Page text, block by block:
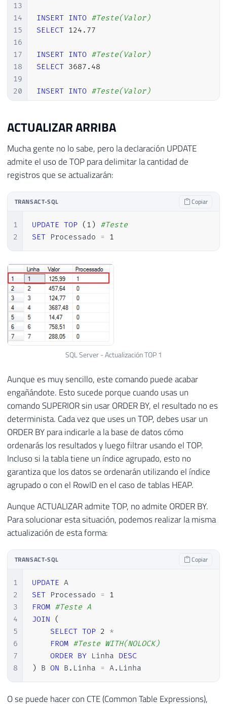
13
14
15
16
17
18
19
20
21
23
25
26
27
INSERT INTO #Teste(Valor)
SELECT 124.77
INSERT INTO #Teste(Valor)
SELECT 3687.48
INSERT INTO #Teste(Valor)
SELECT 14.47
INSERT INTO
#Teste(Valor)
INSERT INTO
#Teste(Valor)
SELECT 288.05
ACTUALIZAR ARRIBA
Mucha gente no lo sabe, pero la declaración UPDATE
admite el uso de TOP para delimitar la cantidad de
registros que se actualizarán:
TRANSACT-SQL Copiar
1
2
UPDATE TOP ( 1 )
#Teste
SET Processado = 1
SQL Server - Actualización TOP 1
Aunque es muy sencillo, este comando puede acabar
engañándote. Esto sucede porque cuando usas un
comando SUPERIOR sin usar ORDER BY, el resultado no es
determinista. Cada vez que uses un TOP, debes usar un
ORDER BY para indicarle a la base de datos cómo
ordenarás los resultados y luego filtrar usando el TOP.
Incluso si la tabla tiene un índice agrupado, esto no
garantiza que los datos se ordenarán utilizando el índice
agrupado o con el RowID en el caso de tablas HEAP.
Aunque ACTUALIZAR admite TOP, no admite ORDER BY.
Para solucionar esta situación, podemos realizar la misma
actualización de esta forma:
TRANSACT-SQL Copiar
1
2
3
4
5
6
7
8
UPDATE
SET Processado = 1
FROM #Teste A
JOIN
(
SELECT TOP 2 *
FROM #Teste WITH(NOLOCK)
ORDER BY Linha DESC
) B ON B . Linha = A. Linha
O se puede hacer con CTE (Common Table Expressions),